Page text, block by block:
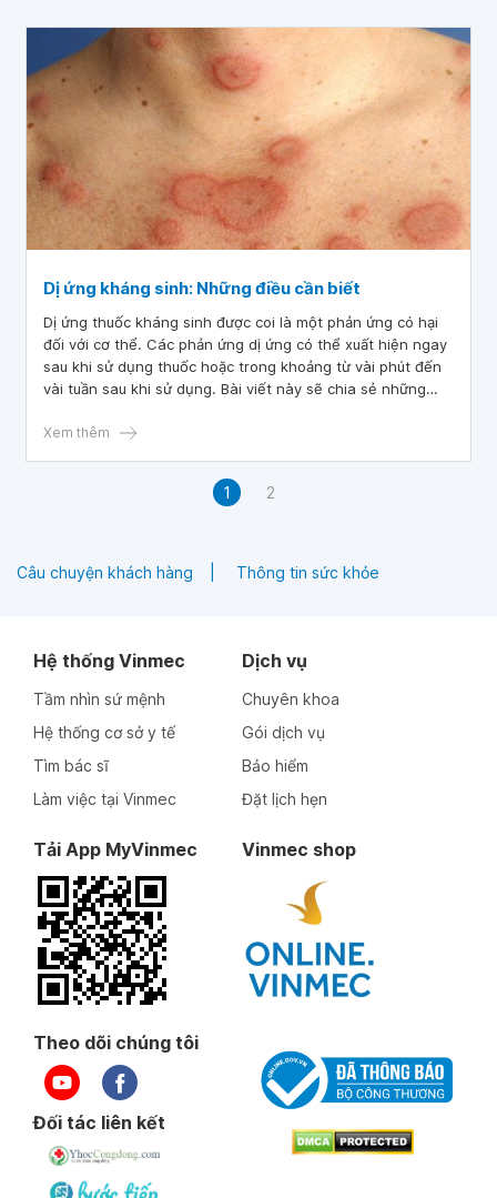
Dị ứng kháng sinh: Những điều cần biết
Dị ứng thuốc kháng sinh được coi là một phản ứng có hại
đối với cơ thể. Các phản ứng dị ứng có thể xuất hiện ngay
sau khi sử dụng thuốc hoặc trong khoảng từ vài phút đến
vài tuần sau khi sử dụng. Bài viết này sẽ chia sẻ những
tránh dị ứng kháng sinh.
Xem thêm
1 2
Câu chuyện khách hàng Thông tin sức khỏe
Hệ thống Vinmec
Tầm nhìn sứ mệnh
Hệ thống cơ sở y tế
Tìm bác sĩ
Làm việc tại Vinmec
Dịch vụ
Chuyên khoa
Gói dịch vụ
Bảo hiểm
Đặt lịch hẹn
Tải App MyVinmec Vinmec shop
Theo dõi chúng tôi
Đối tác liên kết